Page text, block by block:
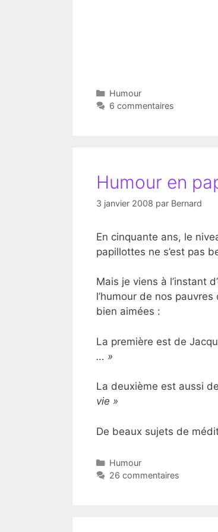
Catégories
Humour
6 commentaires
Humour en
3 janvier 2008 par Bernard
En cinquante ans, le
papillottes ne s’est pas
Mais je viens à l’instant
l’humour de nos
bien aimées :
La première est de
… »
La deuxième est aussi
vie »
De beaux sujets de
Catégories
Humour
26 commentaires